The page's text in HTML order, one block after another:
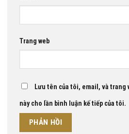
Trang web
Lưu tên của tôi, email, và
này cho lần bình luận kế tiếp của tôi.